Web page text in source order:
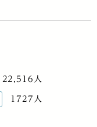
22,516人
1727人